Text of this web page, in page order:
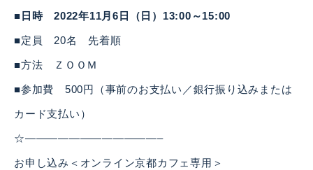
■日時 2022年11月6日（日）13:00～15:00
■定員 20名 先着順
■方法 ＺＯＯＭ
■参加費 500円（事前のお支払い／銀行振り込みまたは
カード支払い）
☆————————————–
お申し込み＜オンライン京都カフェ専用＞